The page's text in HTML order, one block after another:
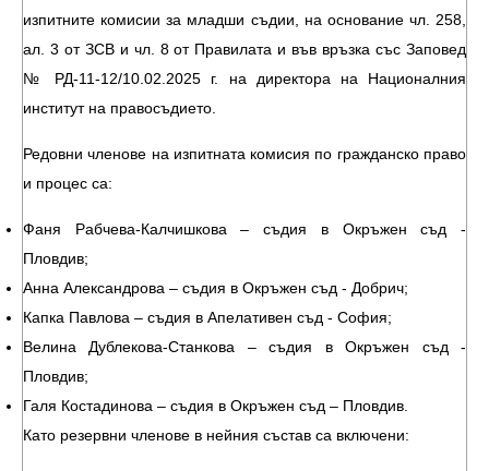
изпитните комисии за младши съдии, на основание чл. 258,
ал. 3 от ЗСВ и чл. 8 от Правилата и във връзка със Заповед
№ РД-11-12/10.02.2025 г. на директора на Националния
институт на правосъдието.
Редовни членове на изпитната комисия по гражданско право
и процес са:
Фаня Рабчева-Калчишкова – съдия в Окръжен съд -
Пловдив;
Анна Александрова – съдия в Окръжен съд - Добрич;
Капка Павлова – съдия в Апелативен съд - София;
Велина Дублекова-Станкова – съдия в Окръжен съд -
Пловдив;
Галя Костадинова – съдия в Окръжен съд – Пловдив.
Като резервни членове в нейния състав са включени: